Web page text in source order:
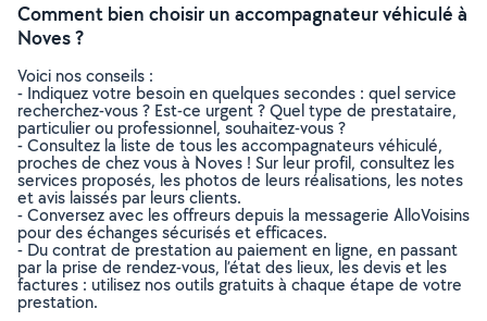
Comment bien choisir un accompagnateur véhiculé à
Noves ?
Voici nos conseils :
- Indiquez votre besoin en quelques secondes : quel service
recherchez-vous ? Est-ce urgent ? Quel type de prestataire,
particulier ou professionnel, souhaitez-vous ?
- Consultez la liste de tous les accompagnateurs véhiculé,
proches de chez vous à Noves ! Sur leur profil, consultez les
services proposés, les photos de leurs réalisations, les notes
et avis laissés par leurs clients.
- Conversez avec les offreurs depuis la messagerie AlloVoisins
pour des échanges sécurisés et efficaces.
- Du contrat de prestation au paiement en ligne, en passant
par la prise de rendez-vous, l’état des lieux, les devis et les
factures : utilisez nos outils gratuits à chaque étape de votre
prestation.